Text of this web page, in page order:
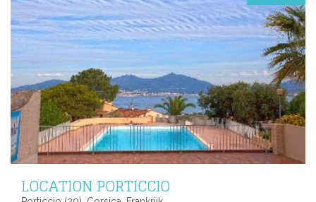
LOCATION PORTICCIO